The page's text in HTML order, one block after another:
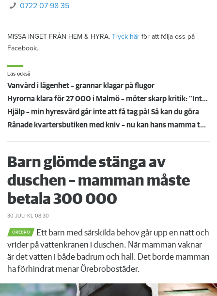
0722 07 98 35
MISSA INGET FRÅN HEM & HYRA. Tryck här för att följa oss på
Facebook.
Läs också
Vanvård i lägenhet – grannar klagar på flugor
Hyrorna klara för 27 000 i Malmö – möter skarp kritik: ”Inte värdigt en allmännytta”
Hjälp – min hyresvärd går inte att få tag på! Så kan du göra
Rånade kvartersbutiken med kniv – nu kan hans mamma tvingas flytta
Barn glömde stänga av
duschen – mamman måste
betala 300 000
30 JULI KL 08:30
ÖREBRO
Ett barn med särskilda behov går upp en natt och
vrider på vattenkranen i duschen. När mamman vaknar
är det vatten i både badrum och hall. Det borde mamman
ha förhindrat menar Örebrobostäder.